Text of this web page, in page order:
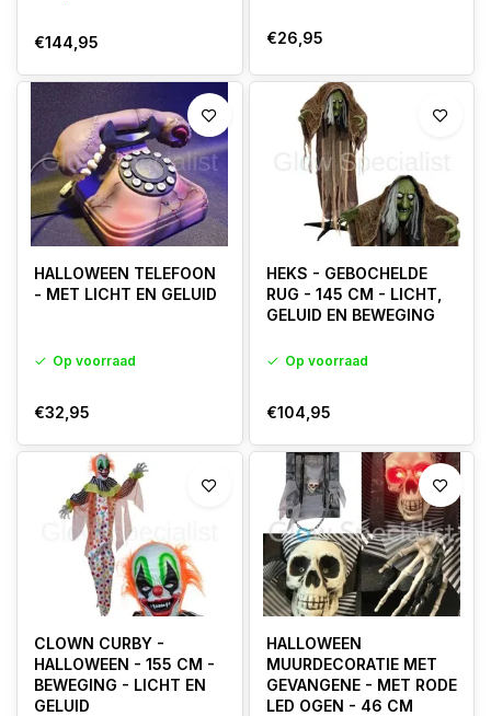
€144,95 €26,95
HALLOWEEN TELEFOON
- MET LICHT EN GELUID
Op voorraad
€32,95
HEKS - GEBOCHELDE
RUG - 145 CM - LICHT,
GELUID EN BEWEGING
Op voorraad
€104,95
CLOWN CURBY -
HALLOWEEN - 155 CM -
BEWEGING - LICHT EN
GELUID
HALLOWEEN
MUURDECORATIE MET
GEVANGENE - MET RODE
LED OGEN - 46 CM